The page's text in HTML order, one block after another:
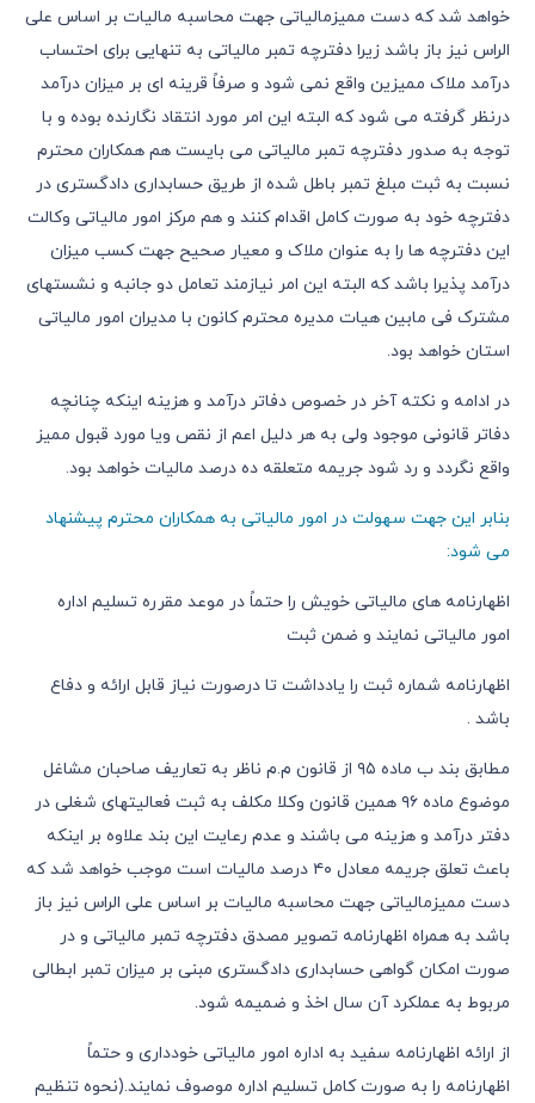
خواهد شد که دست ممیزمالیاتی جهت محاسبه مالیات بر اساس علی
الراس نیز باز باشد زیرا دفترچه تمبر مالیاتی به تنهایی برای احتساب
درآمد ملاک ممیزین واقع نمی شود و صرفاً قرینه ای بر میزان درآمد
درنظر گرفته می شود که البته این امر مورد انتقاد نگارنده بوده و با
توجه به صدور دفترچه تمبر مالیاتی می بایست هم همکاران محترم
نسبت به ثبت مبلغ تمبر باطل شده از طریق حسابداری دادگستری در
دفترچه خود به صورت کامل اقدام کنند و هم مرکز امور مالیاتی وکالت
این دفترچه ها را به عنوان ملاک و معیار صحیح جهت کسب میزان
درآمد پذیرا باشد که البته این امر نیازمند تعامل دو جانبه و نشستهای
مشترک فی مابین هیات مدیره محترم کانون با مدیران امور مالیاتی
استان خواهد بود.
در ادامه و نکته آخر در خصوص دفاتر درآمد و هزینه اینکه چنانچه
دفاتر قانونی موجود ولی به هر دلیل اعم از نقص ویا مورد قبول ممیز
واقع نگردد و رد شود جریمه متعلقه ده درصد مالیات خواهد بود.
بنابر این جهت سهولت در امور مالیاتی به همکاران محترم پیشنهاد
می شود:
اظهارنامه های مالیاتی خویش را حتماً در موعد مقرره تسلیم اداره
امور مالیاتی نمایند و ضمن ثبت
اظهارنامه شماره ثبت را یادداشت تا درصورت نیاز قابل ارائه و دفاع
باشد .
مطابق بند ب ماده ۹۵ از قانون م.م ناظر به تعاریف صاحبان مشاغل
موضوع ماده ۹۶ همین قانون وکلا مکلف به ثبت فعالیتهای شغلی در
دفتر درآمد و هزینه می باشند و عدم رعایت این بند علاوه بر اینکه
باعث تعلق جریمه معادل ۴۰ درصد مالیات است موجب خواهد شد که
دست ممیزمالیاتی جهت محاسبه مالیات بر اساس علی الراس نیز باز
باشد به همراه اظهارنامه تصویر مصدق دفترچه تمبر مالیاتی و در
صورت امکان گواهی حسابداری دادگستری مبنی بر میزان تمبر ابطالی
مربوط به عملکرد آن سال اخذ و ضمیمه شود.
از ارائه اظهارنامه سفید به اداره امور مالیاتی خودداری و حتماً
اظهارنامه را به صورت کامل تسلیم اداره موصوف نمایند.(نحوه تنظیم